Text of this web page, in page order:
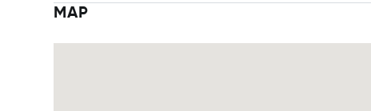
MAP